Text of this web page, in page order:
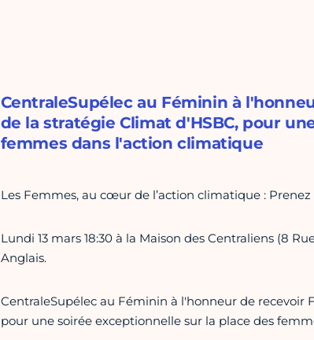
CentraleSupélec au Féminin à
de la stratégie Climat d'HSBC, pour
femmes dans l'action climatique
Les Femmes, au cœur de l’action climatique :
Lundi 13 mars 18:30 à la Maison des Centraliens (8
Anglais.
CentraleSupélec au Féminin à l'honneur de recevoir
pour une soirée exceptionnelle sur la place des